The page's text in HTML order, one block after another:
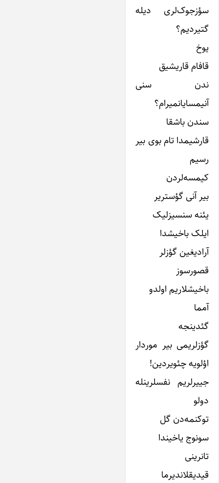
سؤزجوک‌لری دیله
گتیردیم؟
یوخ
قافام قاریشیق
ندن سنی
آنیمسایانمیرام؟
سندن باشقا
قارشیمدا تام بوی بیر
رسیم
کیمسه‌لردن
بیر آنی گؤستریر
یئنه سنسیزلیک
ایلک باخیشدا
آرادیغین گؤزلر
قصورسوز
باخیشلاریم اولدو
آمما
گئدینجه
گؤزلریمی بیر موردار
اؤلویه چئویردین!
جییرلریم نفسلرینله
دولو
توکنمه‌دن گل
سونوج یاخیندا
تانرینی
قیدیقلاندیرما